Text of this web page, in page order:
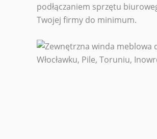
podłączaniem sprzętu
Twojej firmy do minimum.